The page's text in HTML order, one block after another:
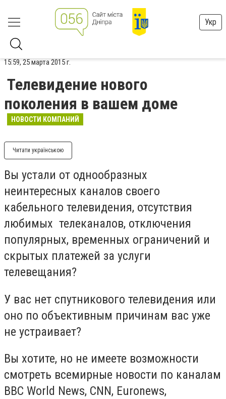
Укр
15:59, 25 марта 2015 г.
Телевидение нового
поколения в вашем доме
НОВОСТИ КОМПАНИЙ
Читати українською
Вы устали от однообразных
неинтересных каналов своего
кабельного телевидения, отсутствия
любимых телеканалов, отключения
популярных, временных ограничений и
скрытых платежей за услуги
телевещания?
У вас нет спутникового телевидения или
оно по объективным причинам вас уже
не устраивает?
Вы хотите, но не имеете возможности
смотреть всемирные новости по каналам
BBC World News, CNN, Euronews,